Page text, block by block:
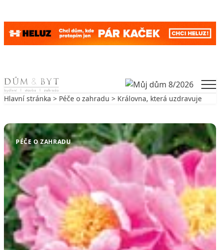
Skip to content
Hlavní stránka > Péče o zahradu > Královna, která uzdravuje
PÉČE O ZAHRADU